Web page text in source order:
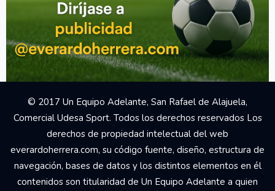
© 2017 Un Equipo Adelante, San Rafael de Alajuela,
Comercial Udesa Sport. Todos los derechos reservados Los
derechos de propiedad intelectual del web
everardoherrera.com, su código fuente, diseño, estructura de
navegación, bases de datos y los distintos elementos en él
contenidos son titularidad de Un Equipo Adelante a quien